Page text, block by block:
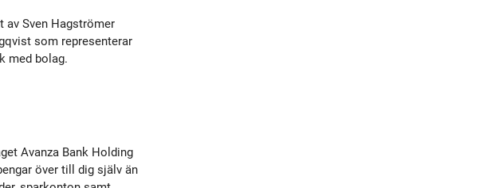
av Sven Hagströmer
som representerar
med bolag.
Avanza Bank Holding
över till dig själv än